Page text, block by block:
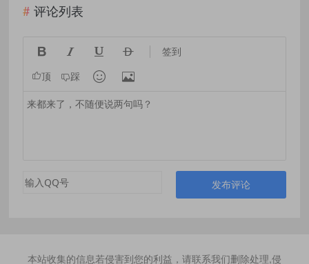
评论列表
    签到
顶 踩  
发布评论
本站收集的信息若侵害到您的利益，请联系我们删除处理,侵